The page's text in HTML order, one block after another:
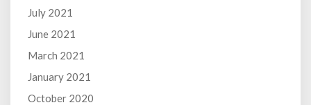
July 2021
June 2021
March 2021
January 2021
October 2020